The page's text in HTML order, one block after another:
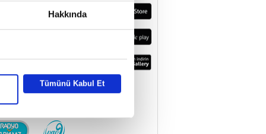
Hakkında
Tümünü Kabul Et